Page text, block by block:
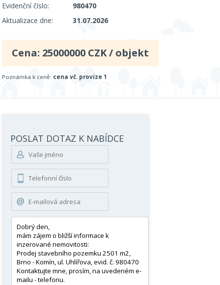
Evidenční číslo:
980470
Aktualizace dne:
31.07.2026
Cena: 25000000 CZK / objekt
Poznámka k ceně: cena vč. provize 1
POSLAT DOTAZ K NABÍDCE